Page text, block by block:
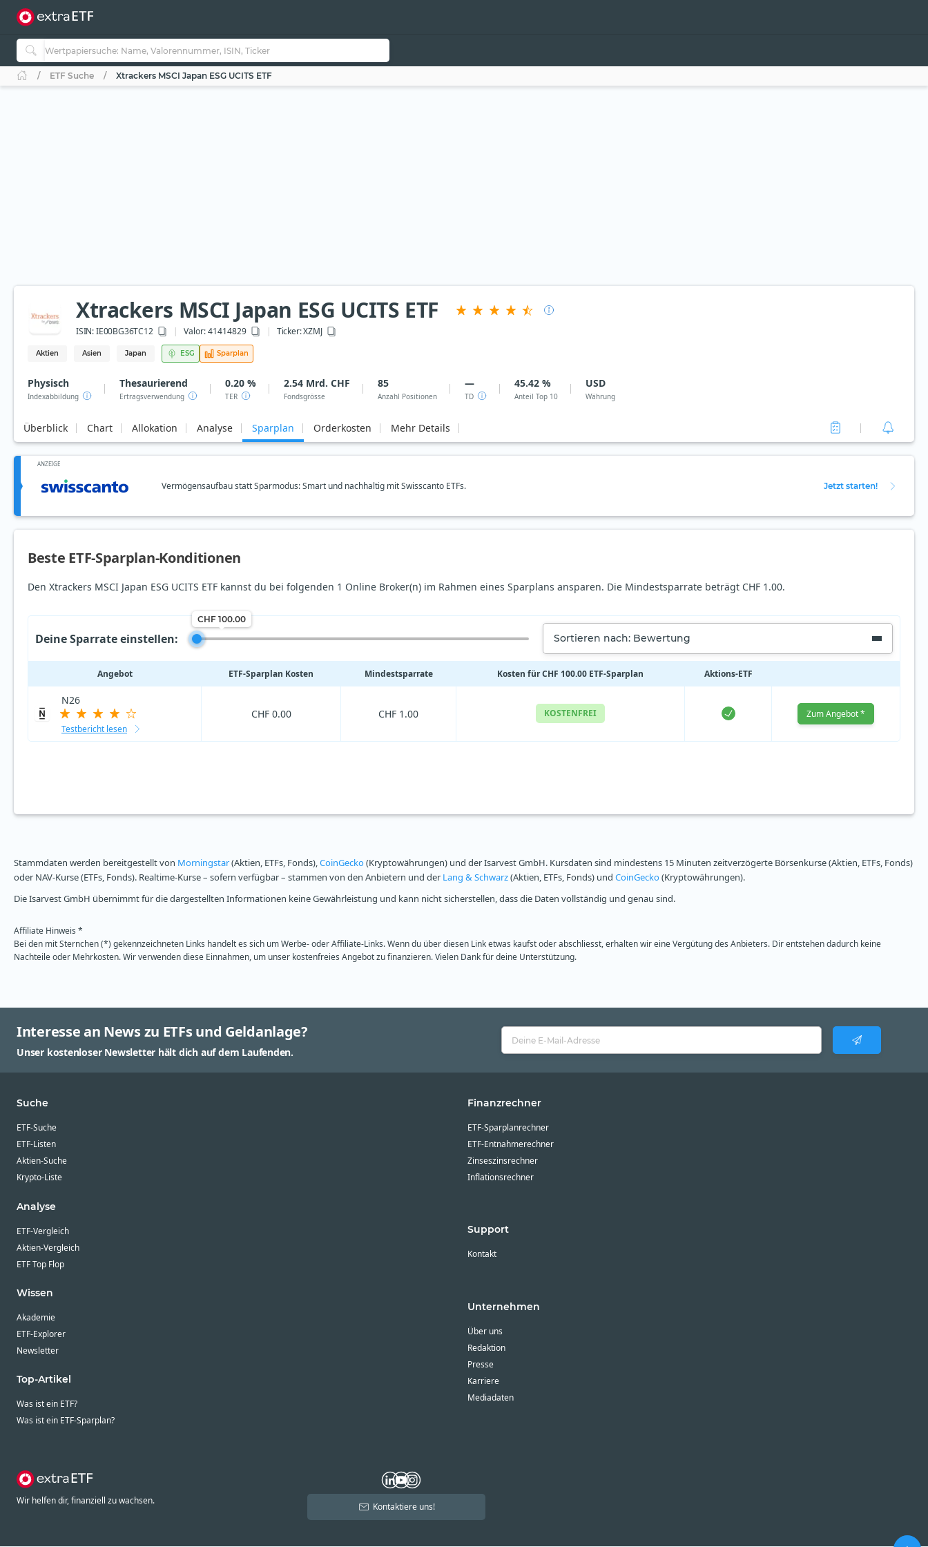
ETF Suche Xtrackers MSCI Japan ESG UCITS ETF
Xtrackers MSCI Japan ESG UCITS ETF
ISIN:IE00BG36TC12 Valor: 41414829 Ticker:XZMJ
Aktien Asien Japan ESG Sparplan
Physisch
Indexabbildung
Thesaurierend
Ertragsverwendung
0.20 %
TER
2.54 Mrd. CHF
Fondsgrösse
85
Anzahl Positionen
—
TD
45.42 %
Anteil Top 10
USD
Währung
Überblick Chart Allokation Analyse Sparplan Orderkosten Mehr Details
ANZEIGE
Vermögensaufbau statt Sparmodus: Smart und nachhaltig mit Swisscanto ETFs. Jetzt starten!
Beste ETF-Sparplan-Konditionen
Den Xtrackers MSCI Japan ESG UCITS ETF kannst du bei folgenden 1 Online Broker(n) im Rahmen eines Sparplans ansparen. Die Mindestsparrate beträgt CHF 1.00.
Deine Sparrate einstellen:
CHF 100.00
Sortieren nach: Bewertung
Angebot ETF‑Sparplan Kosten Mindestsparrate Kosten für CHF 100.00 ETF-Sparplan Aktions‑ETF
N26
Testbericht lesen
CHF 0.00 CHF 1.00 KOSTENFREI Zum Angebot *
Stammdaten werden bereitgestellt von Morningstar(Aktien, ETFs, Fonds),CoinGecko(Kryptowährungen) und der Isarvest GmbH. Kursdaten sind mindestens 15 Minuten zeitverzögerte Börsenkurse (Aktien, ETFs, Fonds)
oder NAV-Kurse (ETFs, Fonds). Realtime-Kurse – sofern verfügbar – stammen von den Anbietern und der Lang & Schwarz(Aktien, ETFs, Fonds) und CoinGecko(Kryptowährungen).
Die Isarvest GmbH übernimmt für die dargestellten Informationen keine Gewährleistung und kann nicht sicherstellen, dass die Daten vollständig und genau sind.
Affiliate Hinweis *
Bei den mit Sternchen (*) gekennzeichneten Links handelt es sich um Werbe- oder Affiliate-Links. Wenn du über diesen Link etwas kaufst oder abschliesst, erhalten wir eine Vergütung des Anbieters. Dir entstehen dadurch keine
Nachteile oder Mehrkosten. Wir verwenden diese Einnahmen, um unser kostenfreies Angebot zu finanzieren. Vielen Dank für deine Unterstützung.
Interesse an News zu ETFs und Geldanlage?
Unser kostenloser Newsletter hält dich auf dem Laufenden.
Suche
ETF-Suche
ETF-Listen
Aktien-Suche
Krypto-Liste
Analyse
ETF-Vergleich
Aktien-Vergleich
ETF Top Flop
Wissen
Akademie
ETF-Explorer
Newsletter
Top-Artikel
Was ist ein ETF?
Was ist ein ETF-Sparplan?
Finanzrechner
ETF-Sparplanrechner
ETF-Entnahmerechner
Zinseszinsrechner
Inflationsrechner
Support
Kontakt
Unternehmen
Über uns
Redaktion
Presse
Karriere
Mediadaten
Wir helfen dir, finanziell zu wachsen.
Kontaktiere uns!